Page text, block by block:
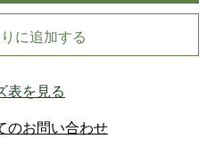
に追加する
表を見る
のお問い合わせ